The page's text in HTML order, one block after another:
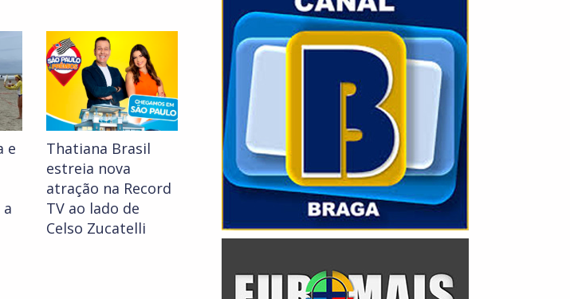
e
Thatiana Brasil
estreia nova
atração na Record
TV ao lado de
Celso Zucatelli